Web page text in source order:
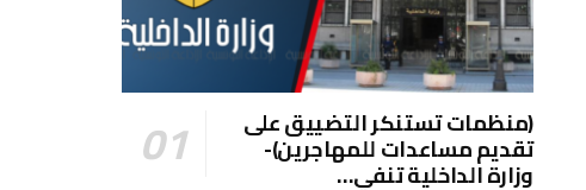
(منظمات تستنكر التضييق على
تقديم مساعدات للمهاجرين)-
وزارة الداخلية تنفي…